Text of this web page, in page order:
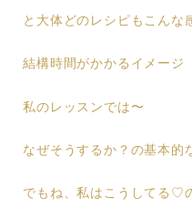
と大体どのレシピもこんな
結構時間がかかるイメージ
私のレッスンでは〜
なぜそうするか？の基本的
でもね、私はこうしてる♡